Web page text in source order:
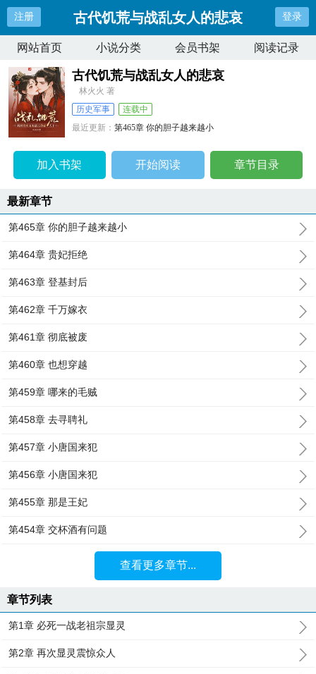
注册 古代饥荒与战乱女人的悲哀 登录
网站首页 小说分类 会员书架 阅读记录
古代饥荒与战乱女人的悲哀
林火火 著
历史军事
连载中
最近更新：第465章 你的胆子越来越小
加入书架 开始阅读 章节目录
最新章节
第465章 你的胆子越来越小
第464章 贵妃拒绝
第463章 登基封后
第462章 千万嫁衣
第461章 彻底被废
第460章 也想穿越
第459章 哪来的毛贼
第458章 去寻聘礼
第457章 小唐国来犯
第456章 小唐国来犯
第455章 那是王妃
第454章 交杯酒有问题
查看更多章节...
章节列表
第1章 必死一战老祖宗显灵
第2章 再次显灵震惊众人